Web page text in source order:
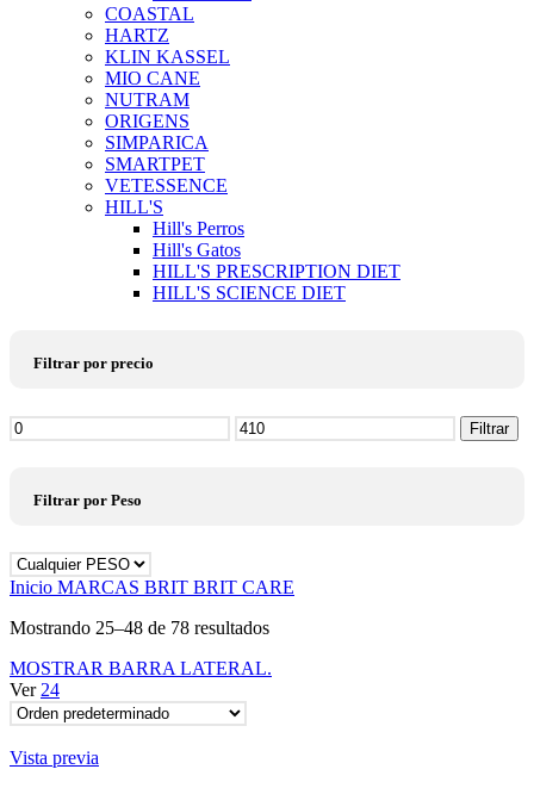
COASTAL
HARTZ
KLIN KASSEL
MIO CANE
NUTRAM
ORIGENS
SIMPARICA
SMARTPET
VETESSENCE
HILL'S
Hill's Perros
Hill's Gatos
HILL'S PRESCRIPTION DIET
HILL'S SCIENCE DIET
Filtrar por precio
Precio
mínimo
Filtrar
Filtrar por Peso
Inicio MARCAS BRIT BRIT CARE
Mostrando 25–48 de 78 resultados
MOSTRAR BARRA LATERAL.
Ver 24
Vista previa